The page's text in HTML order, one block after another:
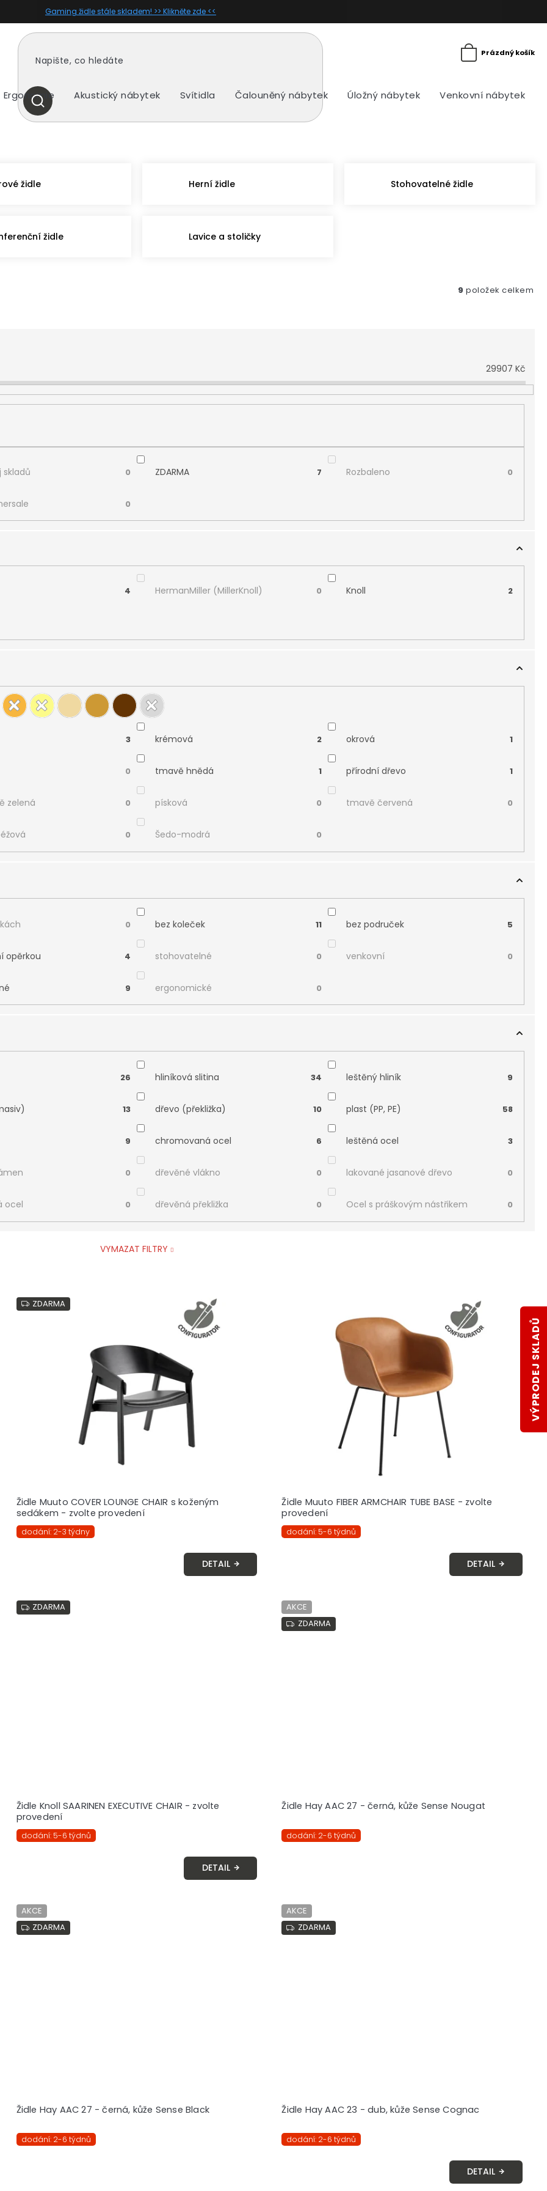
Gaming židle stále skladem! >> Klikněte zde <<
HLEDAT
Prázdný košík
Ergonomie Akustický nábytek Svítidla Čalouněný nábytek Úložný nábytek Venkovní nábytek
židle Herní židle Stohovatelné židle
židle Lavice a stoličky
9 položek celkem
29907 Kč
skladů 0 ZDARMA 7 Rozbaleno 0
0
4 HermanMiller (MillerKnoll) 0 Knoll 2
3 krémová 2 okrová 1
0 tmavě hnědá 1 přírodní dřevo 1
zelená 0 písková 0 tmavě červená 0
0 Šedo-modrá 0
0 bez koleček 11 bez područek 5
opěrkou 4 stohovatelné 0 venkovní 0
9 ergonomické 0
26 hliníková slitina 34 leštěný hliník 9
13 dřevo (překližka) 10 plast (PP, PE) 58
9 chromovaná ocel 6 leštěná ocel 3
0 dřevěné vlákno 0 lakované jasanové dřevo 0
ocel 0 dřevěná překližka 0 Ocel s práškovým nástřikem 0
VYMAZAT FILTRY
ZDARMA
Židle Muuto COVER LOUNGE CHAIR s koženým
sedákem - zvolte provedení
dodání: 2-3 týdny
DETAIL
Židle Muuto FIBER ARMCHAIR TUBE BASE - zvolte
provedení
dodání: 5-6 týdnů
DETAIL
ZDARMA
Židle Knoll SAARINEN EXECUTIVE CHAIR - zvolte
provedení
dodání: 5-6 týdnů
DETAIL
AKCE
ZDARMA
Židle Hay AAC 27 - černá, kůže Sense Nougat
dodání: 2-6 týdnů
AKCE
ZDARMA
Židle Hay AAC 27 - černá, kůže Sense Black
dodání: 2-6 týdnů
AKCE
ZDARMA
Židle Hay AAC 23 - dub, kůže Sense Cognac
dodání: 2-6 týdnů
DETAIL
VÝPRODEJ SKLADŮ